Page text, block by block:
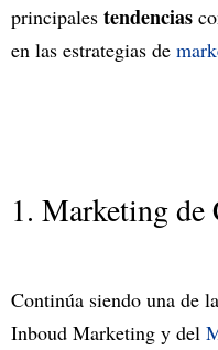
principales tendencias
en las estrategias de
1. Marketing de
Continúa siendo una de
Inboud Marketing y del